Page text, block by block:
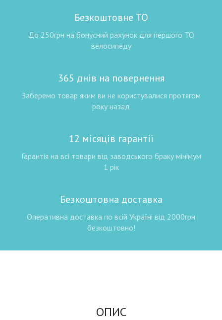
Безкоштовне ТО
До 250грн на бонусний рахунок для першого ТО
велосипеду
365 днів на повернення
Заберемо товар яким ви не користувалися протягом
року назад
12 місяців гарантії
Гарантія на всі товари від заводського браку мінімум
1 рік
Безкоштовна доставка
Оперативна доставка по всій Україні від 2000грн
безкоштовно!
ОПИС